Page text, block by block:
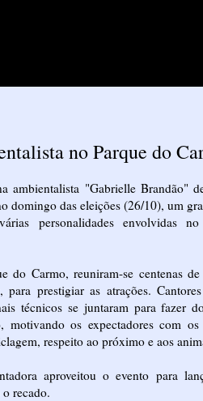
no Parque do
ambientalista "Gabrielle Brandão"
domingo das eleições (26/10), um
personalidades envolvidas
do Carmo, reuniram-se centenas
para prestigiar as atrações.
técnicos se juntaram para fazer
motivando os expectadores com
respeito ao próximo e aos
aproveitou o evento para
recado.